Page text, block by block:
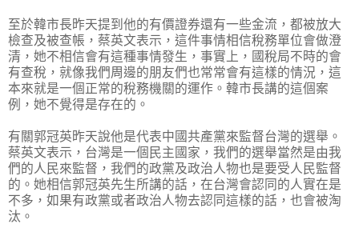
至於韓市長昨天提到他的有價證券還有一些金流，都被放大
檢查及被查帳，蔡英文表示，這件事情相信稅務單位會做澄
清，她不相信會有這種事情發生，事實上，國稅局不時的會
有查稅，就像我們周邊的朋友們也常常會有這樣的情況，這
本來就是一個正常的稅務機關的運作。韓市長講的這個案
例，她不覺得是存在的。
有關郭冠英昨天說他是代表中國共產黨來監督台灣的選舉。
蔡英文表示，台灣是一個民主國家，我們的選舉當然是由我
們的人民來監督，我們的政黨及政治人物也是要受人民監督
的。她相信郭冠英先生所講的話，在台灣會認同的人實在是
不多，如果有政黨或者政治人物去認同這樣的話，也會被淘
汰。